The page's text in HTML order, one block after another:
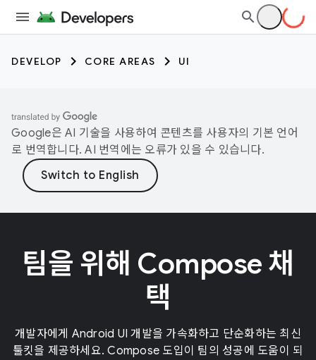
DEVELOP CORE AREAS UI
Google은 AI 기술을 사용하여 콘텐츠를 사용자의 기본 언어
로 번역합니다. AI 번역에는 오류가 있을 수 있습니다.
팀을 위해 Compose 채
택
개발자에게 Android UI 개발을 가속화하고 단순화하는 최신
툴킷을 제공하세요. Compose 도입이 팀의 성공에 도움이 되